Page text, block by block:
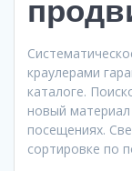
краулерами
каталоге.
новый
посещениях.
сортировке по